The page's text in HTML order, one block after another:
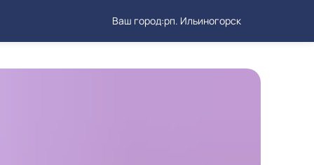
Ваш город:рп. Ильиногорск